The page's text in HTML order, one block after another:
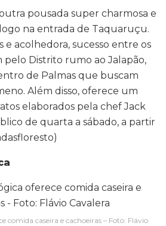
pousada super charmosa e
na entrada de Taquaruçu.
e acolhedora, sucesso entre os
pelo Distrito rumo ao Jalapão,
de Palmas que buscam
Além disso, oferece um
elaborados pela chef Jack
de quarta a sábado, a partir
comida caseira e cachoeiras – Foto: Flávio